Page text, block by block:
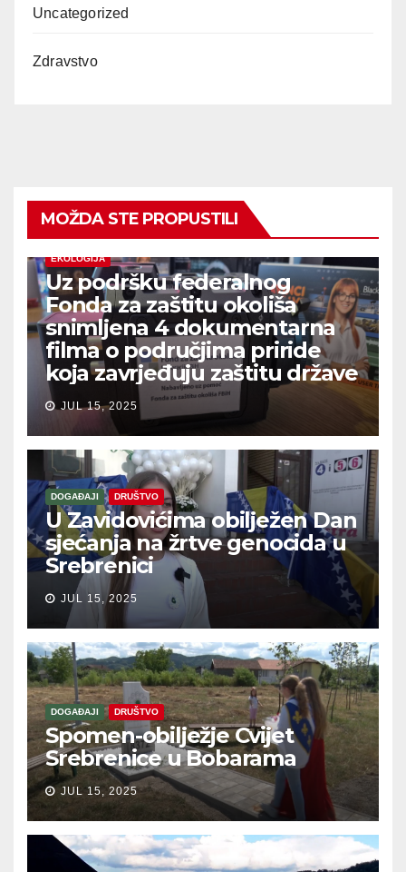
Uncategorized
Zdravstvo
MOŽDA STE PROPUSTILI
EKOLOGIJA
Uz podršku federalnog
Fonda za zaštitu okoliša
snimljena 4 dokumentarna
filma o područjima priride
koja zavrjeđuju zaštitu države
JUL 15, 2025
DOGAĐAJI DRUŠTVO
U Zavidovićima obilježen Dan
sjećanja na žrtve genocida u
Srebrenici
JUL 15, 2025
DOGAĐAJI DRUŠTVO
Spomen-obilježje Cvijet
Srebrenice u Bobarama
JUL 15, 2025